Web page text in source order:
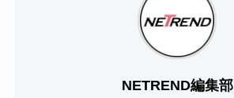
NETREND編集部